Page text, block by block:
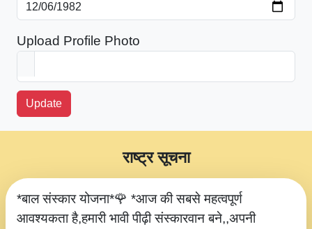
Upload Profile Photo
Update
*बाल संस्कार योजना*🌹 *आज की सबसे महत्वपूर्ण
आवश्यकता है,हमारी भावी पीढ़ी संस्कारवान बने,,अपनी
राष्ट्र सूचना